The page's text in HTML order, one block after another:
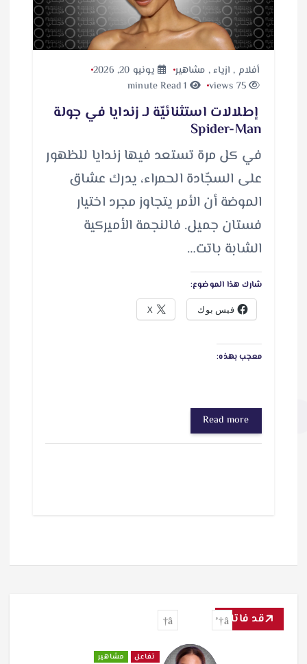
أفلام , ازياء, مشاهير
يونيو 20, 2026
75 views
إطلالات استثنائيّة لـ زندايا في جولة
Spider-Man
في كل مرة تستعد فيها زندايا للظهور
على السجّادة الحمراء، يدرك عشاق
الموضة أن الأمر يتجاوز مجرد اختيار
فستان جميل. فالنجمة الأميركية
الشابة باتت…
شارك هذا الموضوع:
فيس بوك X
معجب بهذه:
Read more
قد فاتك
تفاعل مشاهير